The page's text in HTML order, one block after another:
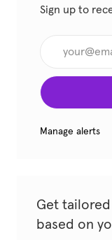
Sign up to
Manage alerts
Get
based on